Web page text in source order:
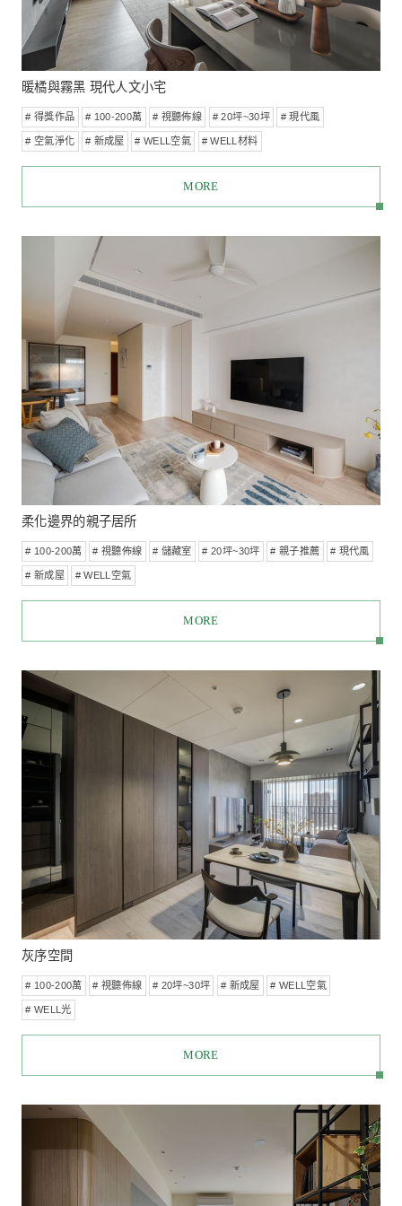
日出東方
# 得獎作品 # ⽇式風
# 視聽佈線 # 30坪~50坪 # 新成屋 # 預售屋客變
時尚精品宅
# 100-200萬 # 視聽佈線 # 30坪~50坪 # 現代風 # 空氣淨化
暖橘與霧黑 現代人文小宅
# 得獎作品 # 100-200萬 # 20坪~30坪 # 現代風
# 空氣淨化 # 新成屋 # WELL空氣 # WELL材料